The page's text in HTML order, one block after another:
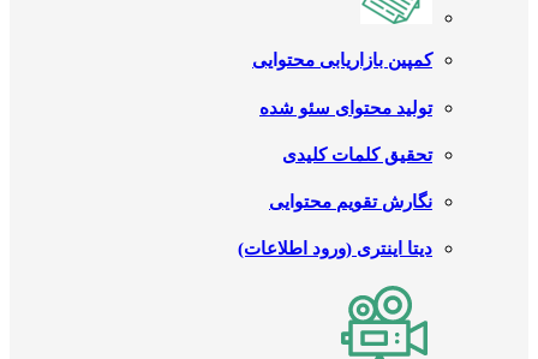
کمپین بازاریابی محتوایی
تولید محتوای سئو شده
تحقیق کلمات کلیدی
نگارش تقویم محتوایی
دیتا اینتری (ورود اطلاعات)